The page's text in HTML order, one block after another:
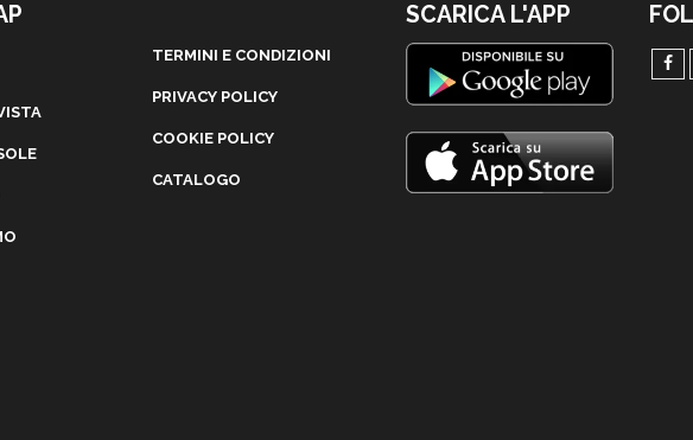
TERMINI E CONDIZIONI
PRIVACY POLICY
COOKIE POLICY
CATALOGO
SCARICA L'APP